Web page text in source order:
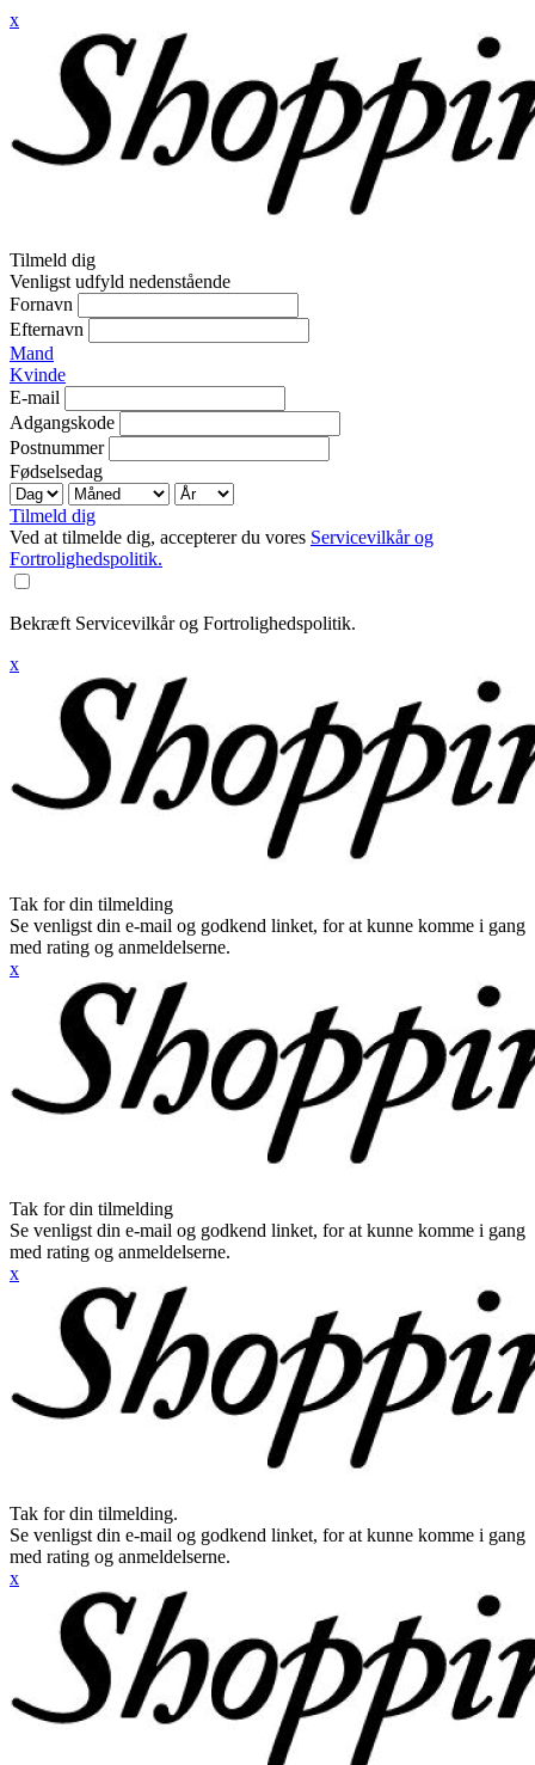
x
Tilmeld dig
Venligst udfyld nedenstående
Fornavn
Efternavn
Mand
Kvinde
E-mail
Adgangskode
Postnummer
Fødselsedag
Tilmeld dig
Ved at tilmelde dig, accepterer du vores Servicevilkår og
Fortrolighedspolitik.
Bekræft Servicevilkår og Fortrolighedspolitik.
x
Tak for din tilmelding
Se venligst din e-mail og godkend linket, for at kunne komme i gang
med rating og anmeldelserne.
x
Tak for din tilmelding
Se venligst din e-mail og godkend linket, for at kunne komme i gang
med rating og anmeldelserne.
x
Tak for din tilmelding.
Se venligst din e-mail og godkend linket, for at kunne komme i gang
med rating og anmeldelserne.
x